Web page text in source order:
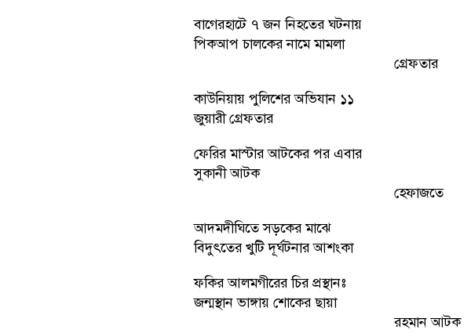
বাগেরহাটে ৭ জন নিহতের ঘটনায়
পিকআপ চালকের নামে মামলা
গ্রেফতার
কাউনিয়ায় পুলিশের অভিযান ১১
জুয়ারী গ্রেফতার
ফেরির মাস্টার আটকের পর এবার
সুকানী আটক
হেফাজতে
আদমদীঘিতে সড়কের মাঝে
বিদুৎতের খুটি দূর্ঘটনার আশংকা
ফকির আলমগীরের চির প্রস্থানঃ
জন্মস্থান ভাঙ্গায় শোকের ছায়া
রহমান আটক